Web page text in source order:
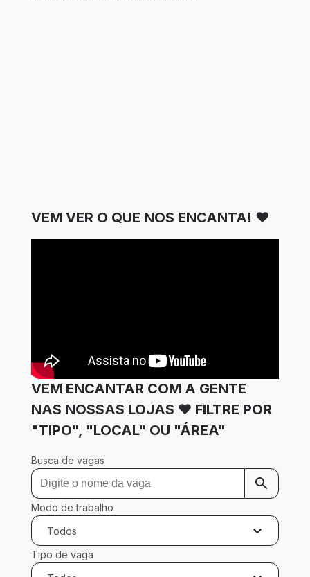
VEM VER O QUE NOS ENCANTA! ❤️
VEM ENCANTAR COM A GENTE
NAS NOSSAS LOJAS ❤ FILTRE POR
"TIPO", "LOCAL" OU "ÁREA"
Busca de vagas
Modo de trabalho
Todos
Tipo de vaga